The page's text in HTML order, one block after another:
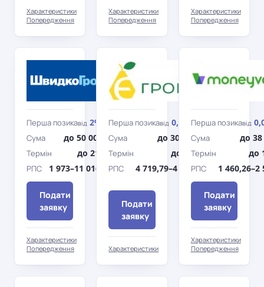
Характеристики
Попередження
Характеристики
Попередження
Характеристики
Попередження
ШвидкоГроші
Перша позикавід 2% /день
Сума до 50 000 грн
Термін до 210 дн.
РПС 1 973–11 016,79%
Подати
заявку
Характеристики
Попередження
Гроші
Перша позикавід 0,95%/день
Сума до 30 000 грн
Термін до 360 дн.
РПС 4 719,79–4 863,93%
Подати
заявку
Характеристики
Перша позикавід
Сума до 38
Термін до
РПС 1 460,26–2
Подати
заявку
Характеристики
Попередження